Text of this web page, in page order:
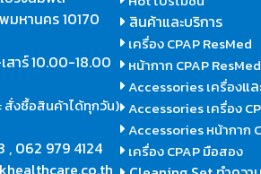
มหานคร 10170
สาร์10.00-18.00
งซื้อสินค้าได้ทุกวัน)
, 062 979 4124
สินค้าและบริการ
เครื่อง CPAP ResMed
หน้ากาก CPAP ResMed
Accessories เครื่องแ
Accessories เครื่อง
Accessories หน้ากาก
เครื่อง CPAP มือสอง